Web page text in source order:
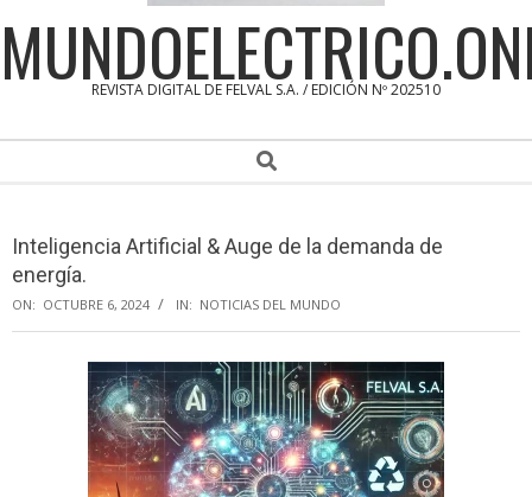
REVISTA DIGITAL DE FELVAL S.A. / EDICIÓN Nº 202510
Search
Inteligencia Artificial & Auge de la demanda de
energía.
ON: OCTUBRE 6, 2024 IN: NOTICIAS DEL MUNDO